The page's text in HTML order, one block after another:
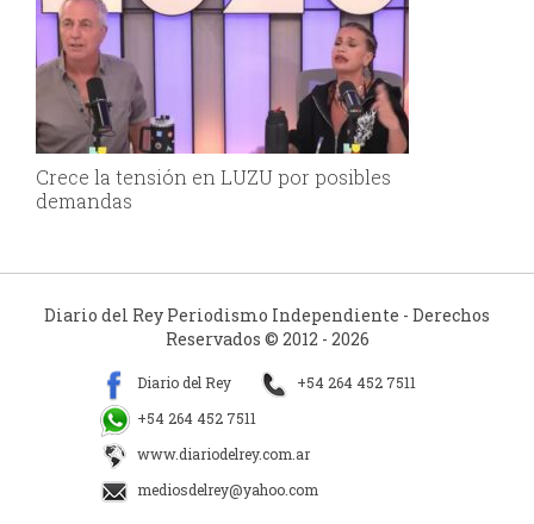
Crece la tensión en LUZU por posibles
demandas
Diario del Rey Periodismo Independiente - Derechos
Reservados © 2012 - 2026
Diario del Rey
+54 264 452 7511
+54 264 452 7511
www.diariodelrey.com.ar
mediosdelrey@yahoo.com